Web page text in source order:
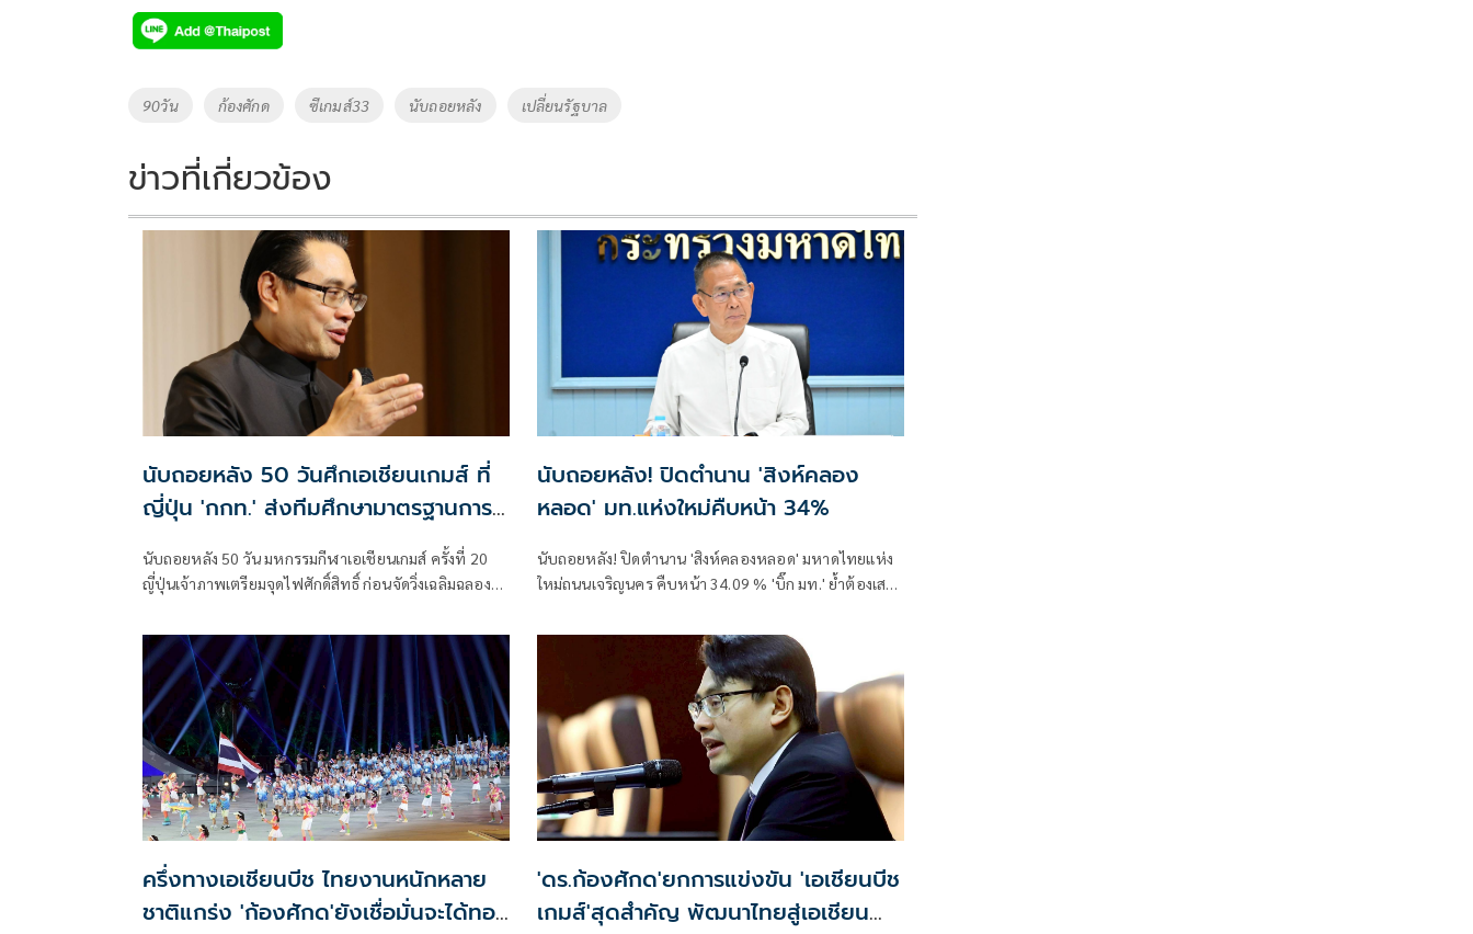
e
b
o
k
tt
er
p
y
Li
k
Tags
90วัน ก้องศักด ซีเกมส์33 นับถอยหลัง เปลี่ยนรัฐบาล
ข่าวที่เกี่ยวข้อง
นับถอยหลัง 50 วันศึกเอเชียนเกมส์ ที่
ญี่ปุ่น 'กกท.' ส่งทีมศึกษามาตรฐานการ
นับถอยหลัง 50 วัน มหกรรมกีฬาเอเชียนเกมส์ ครั้งที่ 20
ญี่ปุ่นเจ้าภาพเตรียมจุดไฟศักดิ์สิทธิ์ ก่อนจัดวิ่งเฉลิมฉลอง
การจัดการแข่งขันเพื่อนำมาใช้ประโยชน์ในอนาคต ส่วน
ช่อง T SPORTS 7 ผนึกพันธมิตร ถ่ายทอดสดให้แฟนกีฬา
ชาวไทยได้ชมและเชียร์เต็มอิ่มจุใจ
นับถอยหลัง! ปิดตำนาน 'สิงห์คลอง
หลอด' มท.แห่งใหม่คืบหน้า 34%
นับถอยหลัง! ปิดตำนาน 'สิงห์คลองหลอด' มหาดไทยแห่ง
ใหม่ถนนเจริญนคร คืบหน้า 34.09 % 'บิ๊ก มท.' ย้ำต้องเสร็จ
ครึ่งทางเอเชียนบีช ไทยงานหนักหลาย
ชาติแกร่ง 'ก้องศักด'ยังเชื่อมั่นจะได้ทอง
'ดร.ก้องศักด'ยกการแข่งขัน 'เอเชียนบีช
เกมส์'สุดสำคัญ พัฒนาไทยสู่เอเชียน